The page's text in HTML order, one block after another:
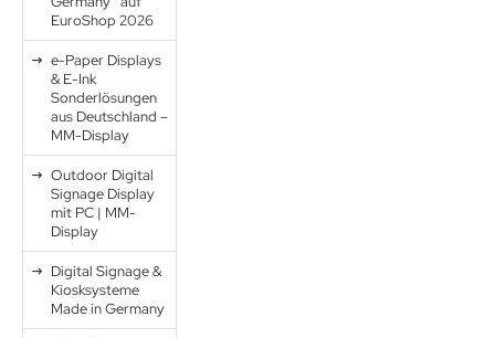
EuroShop 2026
e-Paper Displays
& E-Ink
Sonderlösungen
aus Deutschland –
MM-Display
Outdoor Digital
Signage Display
mit PC | MM-
Display
Digital Signage &
Kiosksysteme
Made in Germany